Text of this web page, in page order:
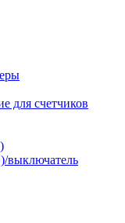
для счетчиков
выключатель